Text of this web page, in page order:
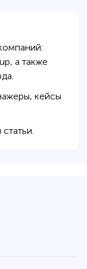
а также
кейсы